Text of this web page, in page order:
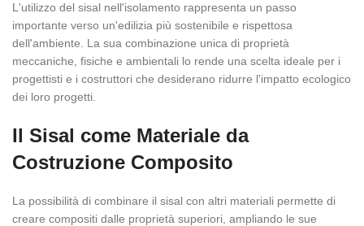
L'utilizzo del sisal nell'isolamento rappresenta un passo
importante verso un'edilizia più sostenibile e rispettosa
dell'ambiente. La sua combinazione unica di proprietà
meccaniche, fisiche e ambientali lo rende una scelta ideale per i
progettisti e i costruttori che desiderano ridurre l'impatto ecologico
dei loro progetti.
Il Sisal come Materiale da
Costruzione Composito
La possibilità di combinare il sisal con altri materiali permette di
creare compositi dalle proprietà superiori, ampliando le sue